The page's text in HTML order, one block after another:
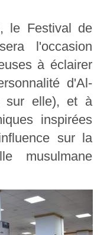
le Festival de
l'occasion
à éclairer
d'Al-
sur elle), et à
inspirées
sur la
musulmane